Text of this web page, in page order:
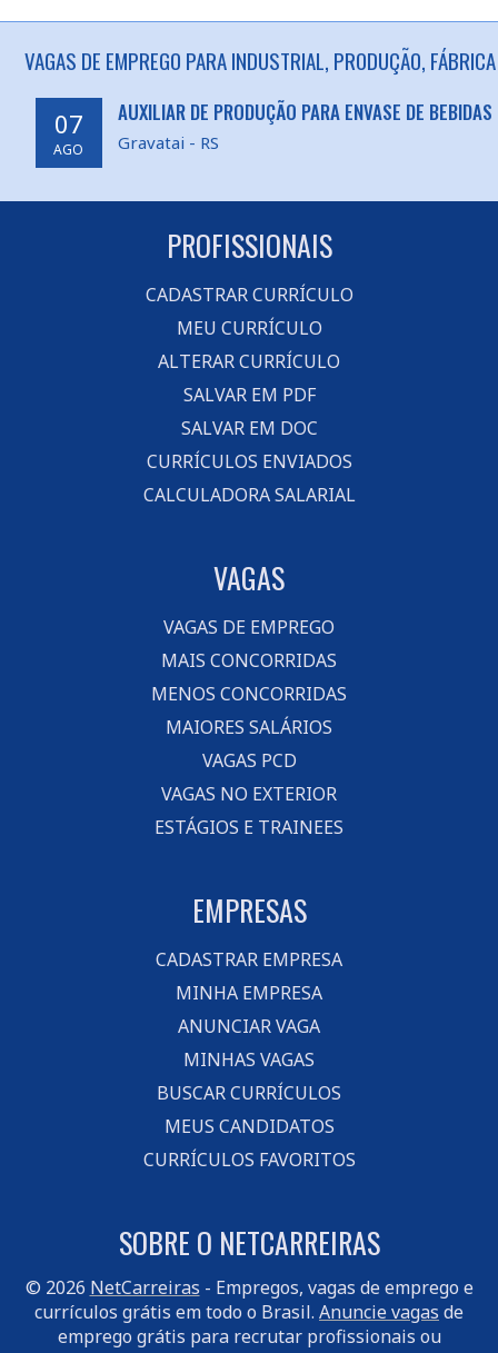
VAGAS DE EMPREGO PARA INDUSTRIAL, PRODUÇÃO,
07
AGO
AUXILIAR DE PRODUÇÃO PARA ENVASE DE
Gravatai - RS
PROFISSIONAIS
CADASTRAR CURRÍCULO
MEU CURRÍCULO
ALTERAR CURRÍCULO
SALVAR EM PDF
SALVAR EM DOC
CURRÍCULOS ENVIADOS
CALCULADORA SALARIAL
VAGAS
VAGAS DE EMPREGO
MAIS CONCORRIDAS
MENOS CONCORRIDAS
MAIORES SALÁRIOS
VAGAS PCD
VAGAS NO EXTERIOR
ESTÁGIOS E TRAINEES
EMPRESAS
CADASTRAR EMPRESA
MINHA EMPRESA
ANUNCIAR VAGA
MINHAS VAGAS
BUSCAR CURRÍCULOS
MEUS CANDIDATOS
CURRÍCULOS FAVORITOS
SOBRE O NETCARREIRAS
© 2026 NetCarreiras - Empregos, vagas de emprego e
currículos grátis em todo o Brasil. Anuncie vagas de
emprego grátis para recrutar profissionais ou